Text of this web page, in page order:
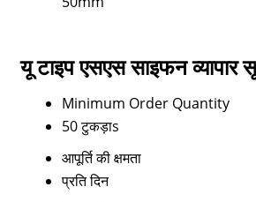
यू टाइप एसएस साइफन व्यापार
Minimum Order Quantity
50 टुकड़ाs
आपूर्ति की क्षमता
प्रति दिन